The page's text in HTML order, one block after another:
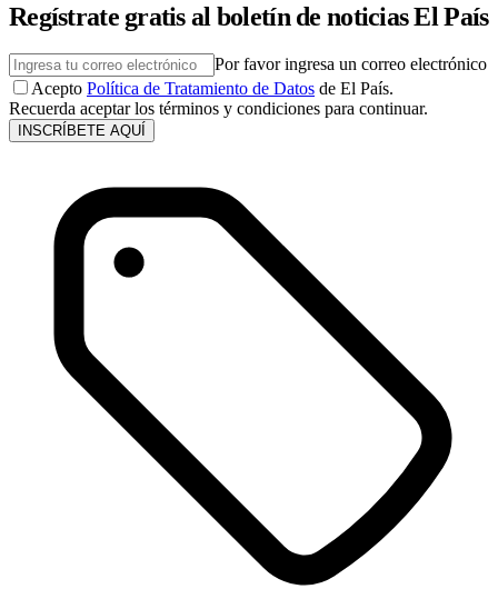
Regístrate gratis al boletín de noticias El País
Por favor ingresa un correo electrónico
Acepto Política de Tratamiento de Datos de El País.
Recuerda aceptar los términos y condiciones para continuar.
INSCRÍBETE AQUÍ